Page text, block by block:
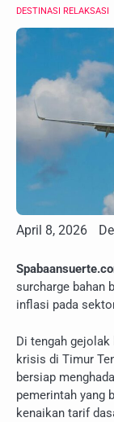
DESTINASI RELAKSASI
April 8, 2026
surcharge bahan
inflasi pada
Di tengah
krisis di Timur
bersiap
pemerintah yang
kenaikan tarif